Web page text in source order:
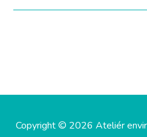
Copyright © 2026 Ateliér